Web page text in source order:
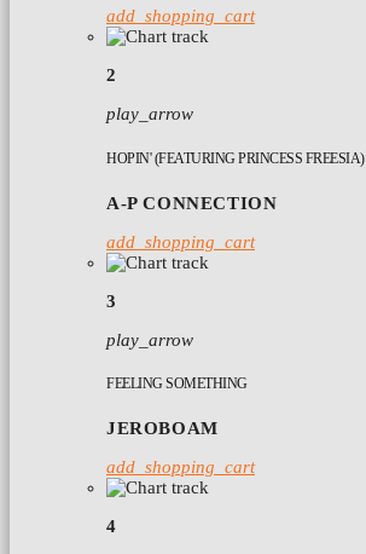
add_shopping_cart
2
play_arrow
HOPIN' (FEATURING PRINCESS FREESIA)
A-P CONNECTION
add_shopping_cart
3
play_arrow
FEELING SOMETHING
JEROBOAM
add_shopping_cart
4